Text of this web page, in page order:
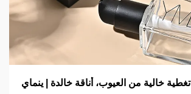
تغطية خالية من العيوب، أناقة خالدة | ينماي